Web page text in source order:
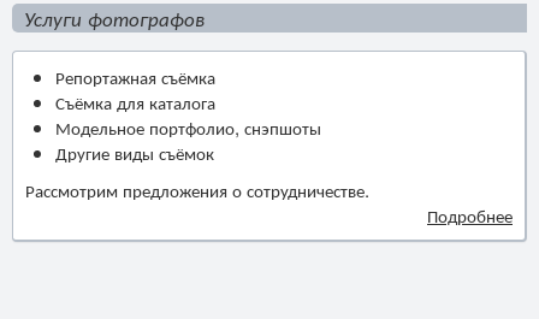
Услуги фотографов
Репортажная съёмка
Съёмка для каталога
Модельное портфолио, снэпшоты
Другие виды съёмок
Рассмотрим предложения о сотрудничестве.
Подробнее